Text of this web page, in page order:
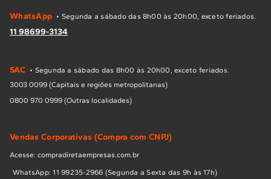
WhatsApp • Segunda a sábado das 8h00 às 20h00, exceto feriados.
11 98699-3134
SAC • Segunda a sábado das 8h00 às 20h00, exceto feriados.
3003 0099 (Capitais e regiões metropolitanas)
0800 970 0999 (Outras localidades)
Vendas Corporativas (Compra com CNPJ)
Acesse: compradiretaempresas.com.br
WhatsApp: 11 99235-2966 (Segunda a Sexta das 9h às 17h)